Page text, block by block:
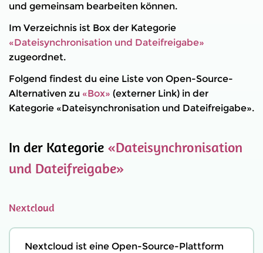
und gemeinsam bearbeiten können.
Im Verzeichnis ist Box der Kategorie
«Dateisynchronisation und Dateifreigabe»
zugeordnet.
Folgend findest du eine Liste von Open-Source-
Alternativen zu «Box» (externer Link) in der
Kategorie «Dateisynchronisation und Dateifreigabe».
In der Kategorie «Dateisynchronisation
und Dateifreigabe»
Nextcloud
Nextcloud ist eine Open-Source-Plattform